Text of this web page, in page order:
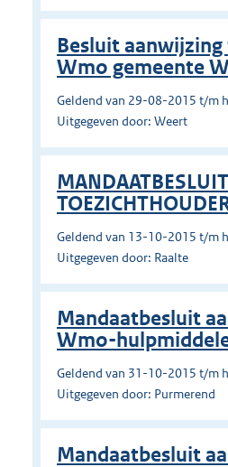
Besluit
Wmo gemeente
Geldend van 29-08-2015 t/m
Uitgegeven door: Weert
MANDAATBESLUIT
Geldend van 13-10-2015 t/m
Uitgegeven door: Raalte
Mandaatbesluit
Wmo-
Geldend van 31-10-2015 t/m
Uitgegeven door: Purmerend
Mandaatbesluit